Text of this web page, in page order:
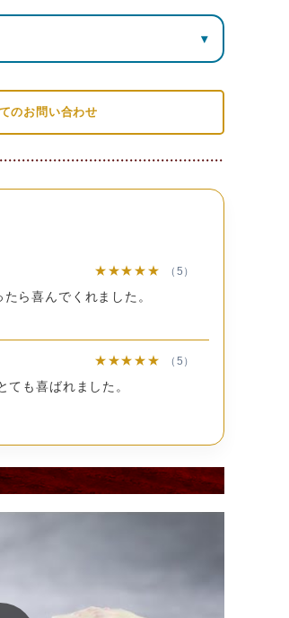
55mm
アバター、全粉乳、砂糖、乳
、ココアパウダー、ココアバタ
モンドパウダー、食物繊維（イ
粉乳／トレハロース、乳化剤(大
（V.E)、着色料（カロテン）
モンド
▾
のお問い合わせ
★★★★★ （5）
ら喜んでくれました。
★★★★★ （5）
ても喜ばれました。